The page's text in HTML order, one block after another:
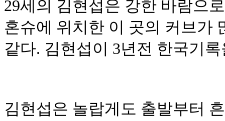
29세의 김현섭은 강한 바람으
혼슈에 위치한 이 곳의 커브가
같다. 김현섭이 3년전 한국기
김현섭은 놀랍게도 출발부터